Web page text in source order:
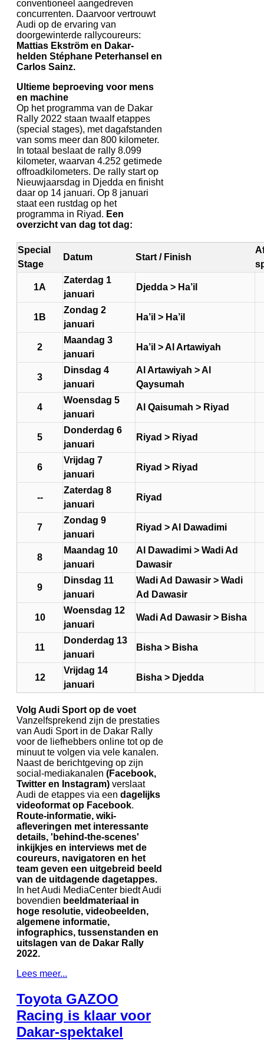
conventioneel aangedreven
concurrenten. Daarvoor vertrouwt
Audi op de ervaring van
doorgewinterde rallycoureurs:
Mattias Ekström en Dakar-
helden Stéphane Peterhansel en
Carlos Sainz.
Ultieme beproeving voor mens
en machine
Op het programma van de Dakar
Rally 2022 staan twaalf etappes
(special stages), met dagafstanden
van soms meer dan 800 kilometer.
In totaal beslaat de rally 8.099
kilometer, waarvan 4.252 getimede
offroadkilometers. De rally start op
Nieuwjaarsdag in Djedda en finisht
daar op 14 januari. Op 8 januari
staat een rustdag op het
programma in Riyad. Een
overzicht van dag tot dag:
Special
Stage
Datum Start / Finish
1A
Zaterdag 1
januari
Djedda > Ha’il
1B
Zondag 2
januari
Ha’il > Ha’il
2
Maandag 3
januari
Ha’il > Al Artawiyah
3
Dinsdag 4
januari
Al Artawiyah > Al
Qaysumah
4
Woensdag 5
januari
Al Qaisumah > Riyad
5
Donderdag 6
januari
Riyad > Riyad
6
Vrijdag 7
januari
Riyad > Riyad
--
Zaterdag 8
januari
Riyad
7
Zondag 9
januari
Riyad > Al Dawadimi
8
Maandag 10
januari
Al Dawadimi > Wadi Ad
Dawasir
9
Dinsdag 11
januari
Wadi Ad Dawasir > Wadi
Ad Dawasir
10
Woensdag 12
januari
Wadi Ad Dawasir > Bisha
11
Donderdag 13
januari
Bisha > Bisha
12
Vrijdag 14
januari
Bisha > Djedda
Volg Audi Sport op de voet
Vanzelfsprekend zijn de prestaties
van Audi Sport in de Dakar Rally
voor de liefhebbers online tot op de
minuut te volgen via vele kanalen.
Naast de berichtgeving op zijn
social-mediakanalen (Facebook,
Twitter en Instagram) verslaat
Audi de etappes via een dagelijks
videoformat op Facebook.
Route-informatie, wiki-
afleveringen met interessante
details, 'behind-the-scenes'
inkijkjes en interviews met de
coureurs, navigatoren en het
team geven een uitgebreid beeld
van de uitdagende dagetappes.
In het Audi MediaCenter biedt Audi
bovendien beeldmateriaal in
hoge resolutie, videobeelden,
algemene informatie,
infographics, tussenstanden en
uitslagen van de Dakar Rally
2022.
Lees meer...
Toyota GAZOO
Racing is klaar voor
Dakar-spektakel